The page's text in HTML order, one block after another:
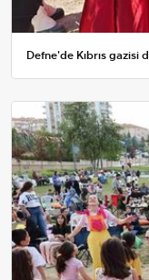
Defne'de Kıbrıs